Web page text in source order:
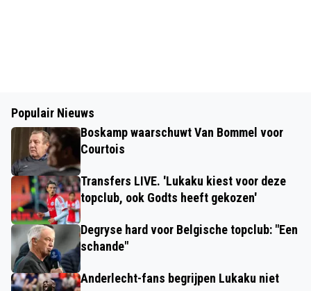
Populair Nieuws
Boskamp waarschuwt Van Bommel voor
Courtois
Transfers LIVE. 'Lukaku kiest voor deze
topclub, ook Godts heeft gekozen'
Degryse hard voor Belgische topclub: "Een
schande"
Anderlecht-fans begrijpen Lukaku niet